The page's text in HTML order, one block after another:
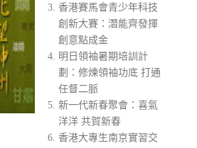
香港賽馬會青少年科技
創新大賽：潛能齊發揮
創意點成金
明日領袖暑期培訓計
劃：修煉領袖功底 打通
任督二脈
新一代新春聚會：喜氣
洋洋 共賀新春
香港大專生南京實習交